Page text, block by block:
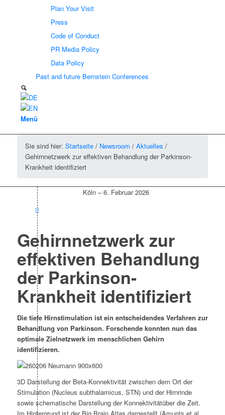
Plan Your Visit
Press
Code of Conduct
PR Media Policy
Data Policy
Past and future Bernstein Conferences
Menü
Sie sind hier: Startseite / Newsroom / Aktuelles /
Gehirnnetzwerk zur effektiven Behandlung der Parkinson-
Krankheit identifiziert
Köln–6. Februar 2026
Gehirnnetzwerk zur
effektiven Behandlung
der Parkinson-
Krankheit identifiziert
Die tiefe Hirnstimulation ist ein entscheidendes Verfahren zur
Behandlung von Parkinson. Forschende konnten nun das
optimale Zielnetzwerk im menschlichen Gehirn
identifizieren.
3D Darstellung der Beta-Konnektivität zwischen dem Ort der
Stimulation (Nucleus subthalamicus, STN) und der Hirnrinde
sowie schematische Darstellung der Konnektivitätüber die Zeit.